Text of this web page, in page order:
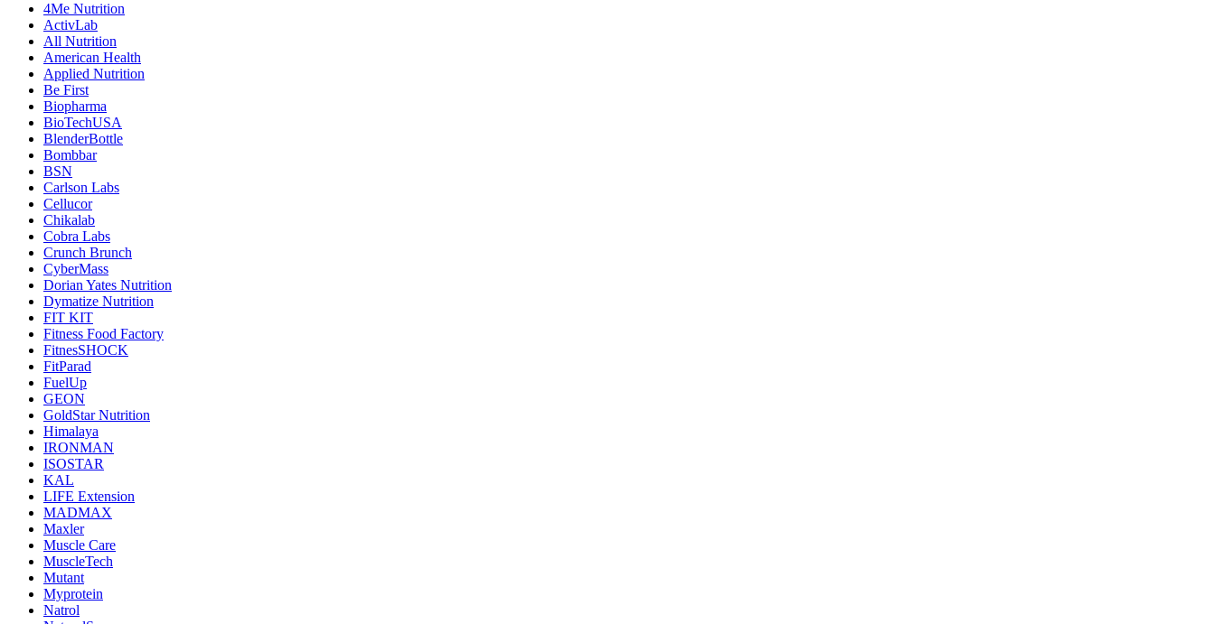
4Me Nutrition
ActivLab
All Nutrition
American Health
Applied Nutrition
Be First
Biopharma
BioTechUSA
BlenderBottle
Bombbar
BSN
Carlson Labs
Cellucor
Chikalab
Cobra Labs
Crunch Brunch
CyberMass
Dorian Yates Nutrition
Dymatize Nutrition
FIT KIT
Fitness Food Factory
FitnesSHOCK
FitParad
FuelUp
GEON
GoldStar Nutrition
Himalaya
IRONMAN
ISOSTAR
KAL
LIFE Extension
MADMAX
Maxler
Muscle Care
MuscleTech
Mutant
Myprotein
Natrol